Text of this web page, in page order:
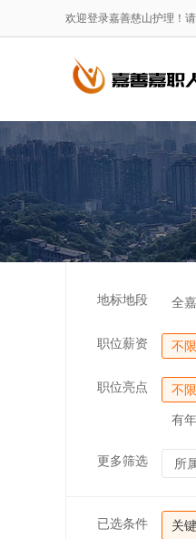
欢迎登录嘉善慈山护理！请
地标地段 全
职位薪资 不限
职位亮点 不限
有
更多筛选 所
已选条件 关